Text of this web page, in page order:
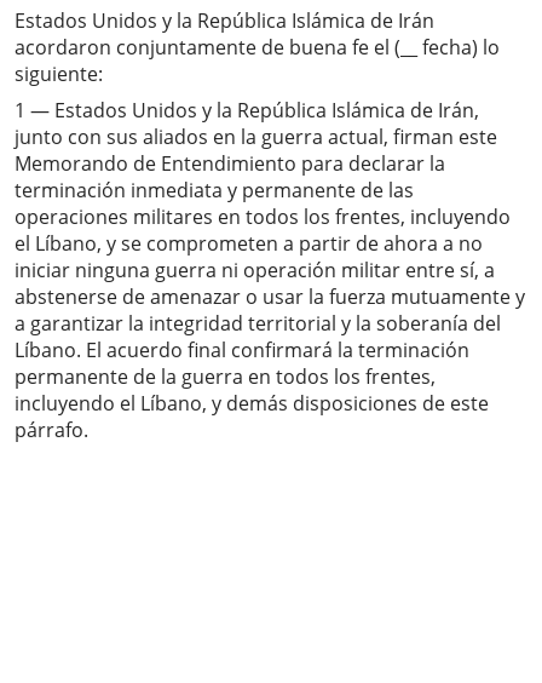
Estados Unidos y la República Islámica de Irán
acordaron conjuntamente de buena fe el (__ fecha) lo
siguiente:
1 — Estados Unidos y la República Islámica de Irán,
junto con sus aliados en la guerra actual, firman este
Memorando de Entendimiento para declarar la
terminación inmediata y permanente de las
operaciones militares en todos los frentes, incluyendo
el Líbano, y se comprometen a partir de ahora a no
iniciar ninguna guerra ni operación militar entre sí, a
abstenerse de amenazar o usar la fuerza mutuamente y
a garantizar la integridad territorial y la soberanía del
Líbano. El acuerdo final confirmará la terminación
permanente de la guerra en todos los frentes,
incluyendo el Líbano, y demás disposiciones de este
párrafo.